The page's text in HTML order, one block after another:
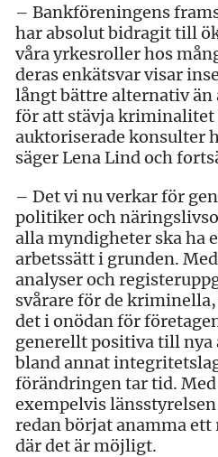
– Bankföreningens
har absolut bidragit till
våra yrkesroller hos
deras enkätsvar visar
långt bättre alternativ
för att stävja
auktoriserade konsulter
säger Lena Lind och
– Det vi nu verkar för
politiker och
alla myndigheter ska ha
arbetssätt i grunden.
analyser och
svårare för de
det i onödan för
generellt positiva till nya
bland annat
förändringen tar tid. Med
exempelvis
redan börjat anamma
där det är möjligt.